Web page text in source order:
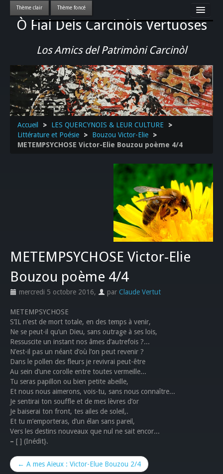
Ò Fial Dels Carcinòls Vertuoses
Los Amics del Patrimòni Carcinòl
Accueil
LES QUERCYNOIS & LEUR CULTURE
PATRIMOINE
GASTRONOMIE
ACTUALITE-CULTURE-EVENEMENTS LOCAUX
>>
Accueil > LES QUERCYNOIS & LEUR CULTURE
>
Littérature et Poésie
> Bouzou Victor-Elie
>
METEMPSYCHOSE Victor-Elie Bouzou poème 4/4
METEMPSYCHOSE Victor-Elie
Bouzou poème 4/4
mercredi 5 octobre 2016, par Claude Vertut
METEMPSYCHOSE
S’IL n’est de mort totale, en des temps à venir,
Ne se peut-il qu’un Dieu, sans outrage à ses lois,
Ressuscite un instant nos âmes d’autrefois ?...
N’est-il pas un néant d’où l’on peut revenir ?
Dans le pollen des fleurs je revivrai peut-être
Au sein d’une corolle entre toutes vermeille...
Tu seras papillon ou bien petite abeille,
Et nous nous aimerons, vois-tu, sans nous connaître...
Je sentirai ton souffle et de mes lèvres d’or
Je baiserai ton front, tes ailes de soleil,.
Et tu m’emporteras, d’un élan sans pareil,
Vers les destins nouveaux que nul ne sait encor...
– [ ] (Inédit}.
← A mes Aïeux : Victor-Elue Bouzou 2/4